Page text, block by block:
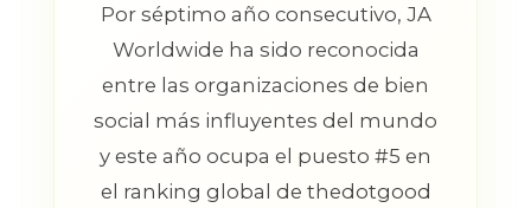
Por séptimo año consecutivo, JA
Worldwide ha sido reconocida
entre las organizaciones de bien
social más influyentes del mundo
y este año ocupa el puesto #5 en
el ranking global de thedotgood